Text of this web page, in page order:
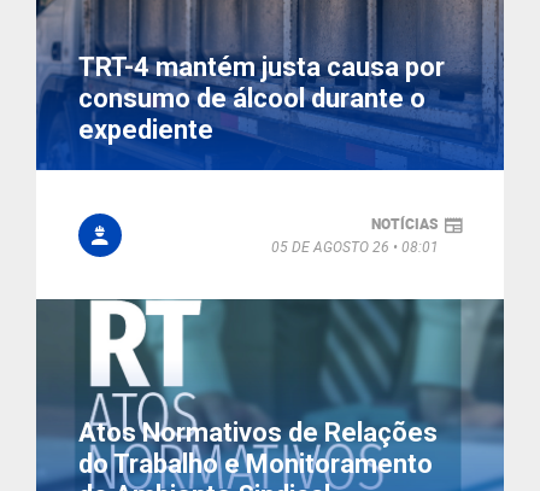
TRT-4 mantém justa causa por
consumo de álcool durante o
expediente
NOTÍCIAS
05 DE AGOSTO 26
08:01
Atos Normativos de Relações
do Trabalho e Monitoramento